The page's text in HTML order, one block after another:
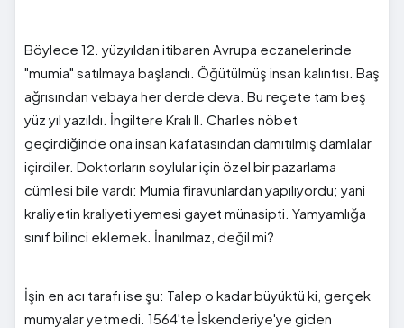
Böylece 12. yüzyıldan itibaren Avrupa eczanelerinde
"mumia" satılmaya başlandı. Öğütülmüş insan kalıntısı. Baş
ağrısından vebaya her derde deva. Bu reçete tam beş
yüz yıl yazıldı. İngiltere Kralı II. Charles nöbet
geçirdiğinde ona insan kafatasından damıtılmış damlalar
içirdiler. Doktorların soylular için özel bir pazarlama
cümlesi bile vardı: Mumia firavunlardan yapılıyordu; yani
kraliyetin kraliyeti yemesi gayet münasipti. Yamyamlığa
sınıf bilinci eklemek. İnanılmaz, değil mi?
İşin en acı tarafı ise şu: Talep o kadar büyüktü ki, gerçek
mumyalar yetmedi. 1564'te İskenderiye'ye giden